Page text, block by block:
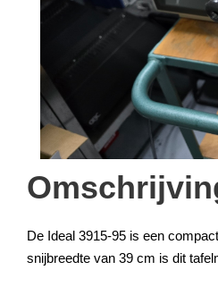
De Ideal 3915-95 is een
snijbreedte van 39 cm is dit